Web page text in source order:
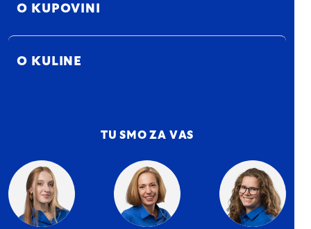
O KUPOVINI
O KULINE
TU SMO ZA VAS